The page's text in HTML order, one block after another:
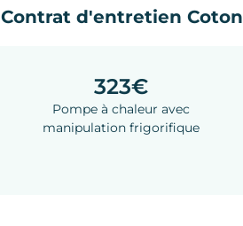
Contrat d'entretien Coton
323€
Pompe à chaleur avec
manipulation frigorifique